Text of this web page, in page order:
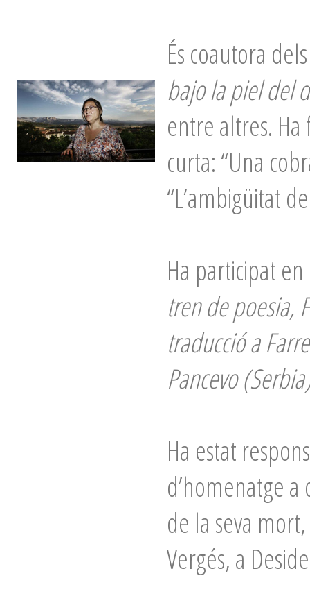
És coautora
bajo la piel del
entre altres.
curta: “Una
“L’ambigüitat
Ha participat
tren de poesia,
traducció a
Pancevo
Ha estat
d’homenatge
de la seva
Vergés, a